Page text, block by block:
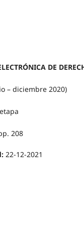
DE
– diciembre 2020)
208
22-12-2021